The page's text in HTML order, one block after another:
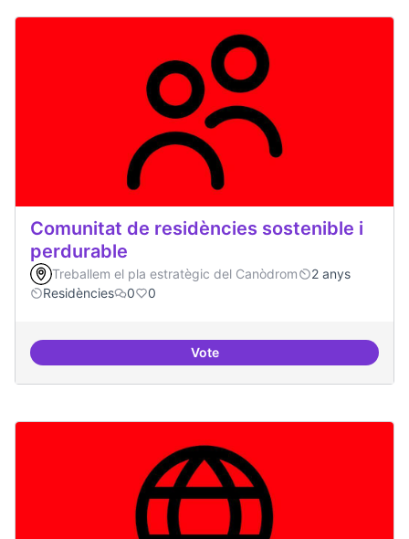
Comunitat de residències sostenible i
perdurable
Treballem el pla estratègic del Canòdrom
2 anys
Residències
0 0
Vote Comunitat